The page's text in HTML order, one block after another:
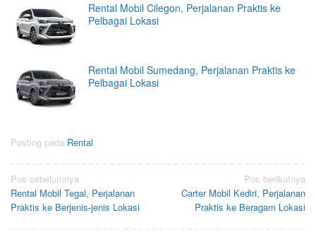
Rental Mobil Cilegon, Perjalanan Praktis ke
Pelbagai Lokasi
Rental Mobil Sumedang, Perjalanan Praktis ke
Pelbagai Lokasi
Posting pada Rental
Navigasi
pos
Pos sebelumnya
Rental Mobil Tegal, Perjalanan
Praktis ke Berjenis-jenis Lokasi
Pos berikutnya
Carter Mobil Kediri, Perjalanan
Praktis ke Beragam Lokasi